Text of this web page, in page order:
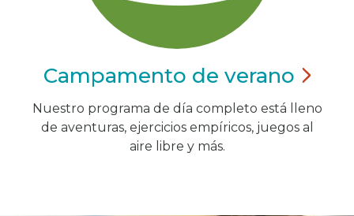
Campamento de verano
Nuestro programa de día completo está lleno
de aventuras, ejercicios empíricos, juegos al
aire libre y más.